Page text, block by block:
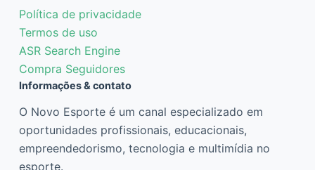
Política de privacidade
Termos de uso
ASR Search Engine
Compra Seguidores
Informações & contato
O Novo Esporte é um canal especializado em
oportunidades profissionais, educacionais,
empreendedorismo, tecnologia e multimídia no
esporte.